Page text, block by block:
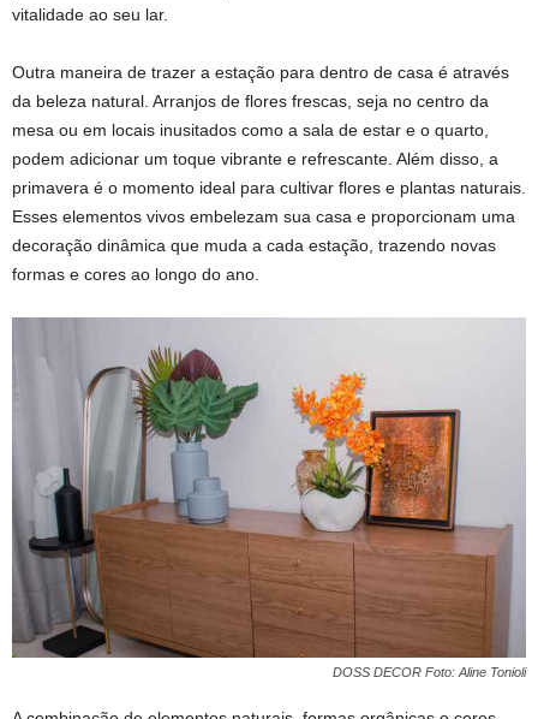
vitalidade ao seu lar.
Outra maneira de trazer a estação para dentro de casa é através
da beleza natural. Arranjos de flores frescas, seja no centro da
mesa ou em locais inusitados como a sala de estar e o quarto,
podem adicionar um toque vibrante e refrescante. Além disso, a
primavera é o momento ideal para cultivar flores e plantas naturais.
Esses elementos vivos embelezam sua casa e proporcionam uma
decoração dinâmica que muda a cada estação, trazendo novas
formas e cores ao longo do ano.
DOSS DECOR Foto: Aline Tonioli